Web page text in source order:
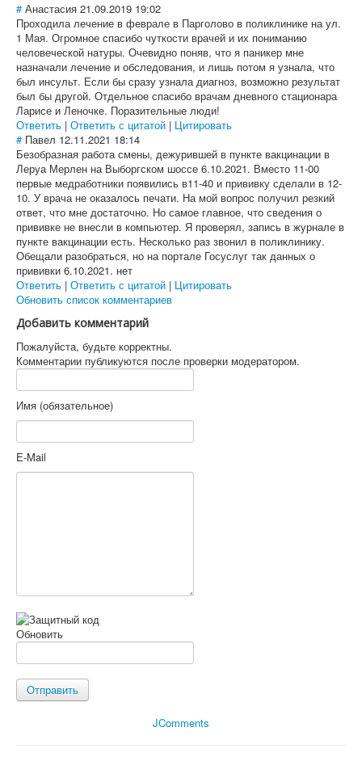
# Анастасия 21.09.2019 19:02
Проходила лечение в феврале в Парголово в поликлинике на ул.
1 Мая. Огромное спасибо чуткости врачей и их пониманию
человеческой натуры. Очевидно поняв, что я паникер мне
назначали лечение и обследования, и лишь потом я узнала, что
был инсульт. Если бы сразу узнала диагноз, возможно результат
был бы другой. Отдельное спасибо врачам дневного стационара
Ларисе и Леночке. Поразительные люди!
Ответить | Ответить с цитатой | Цитировать
# Павел 12.11.2021 18:14
Безобразная работа смены, дежурившей в пункте вакцинации в
Леруа Мерлен на Выборгском шоссе 6.10.2021. Вместо 11-00
первые медработники появились в11-40 и прививку сделали в 12-
10. У врача не оказалось печати. На мой вопрос получил резкий
ответ, что мне достаточно. Но самое главное, что сведения о
прививке не внесли в компьютер. Я проверял, запись в журнале в
пункте вакцинации есть. Несколько раз звонил в поликлинику.
Обещали разобраться, но на портале Госуслуг так данных о
прививки 6.10.2021. нет
Ответить | Ответить с цитатой | Цитировать
Обновить список комментариев
Добавить комментарий
Пожалуйста, будьте корректны.
Комментарии публикуются после проверки модератором.
Имя (обязательное)
E-Mail
Обновить
Отправить
JComments